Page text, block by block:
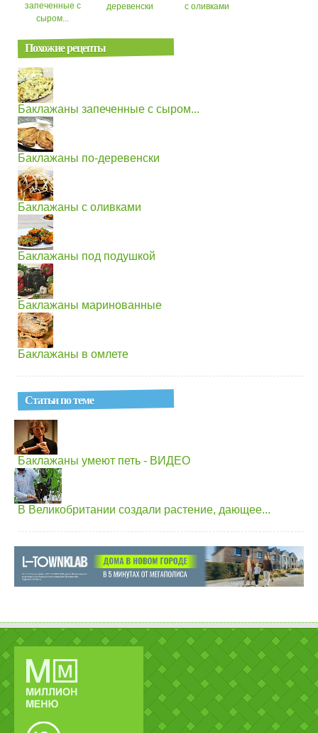
запеченные с
сыром...
деревенски
с оливками
Похожие рецепты
Баклажаны запеченные с сыром...
Баклажаны по-деревенски
Баклажаны с оливками
Баклажаны под подушкой
Баклажаны маринованные
Баклажаны в омлете
Статьи по теме
Баклажаны умеют петь - ВИДЕО
В Великобритании создали растение, дающее...